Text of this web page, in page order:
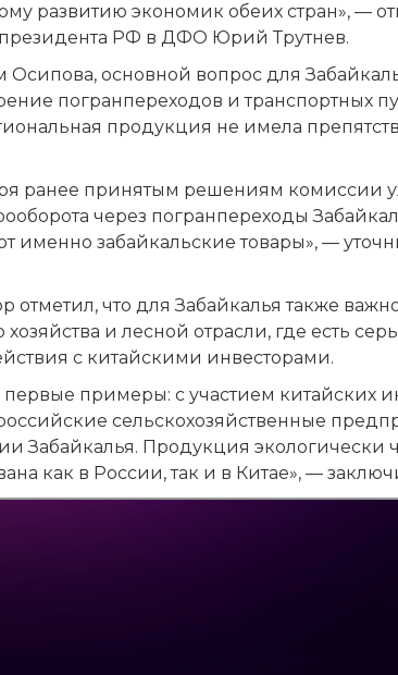
развитию экономик обеих стран», —
РФ в ДФО Юрий Трутнев.
Осипова, основной вопрос для
погранпереходов и транспортных
продукция не имела
ранее принятым решениям комиссии
через погранпереходы
именно забайкальские товары», —
отметил, что для Забайкалья также
хозяйства и лесной отрасли, где есть
с китайскими инвесторами.
первые примеры: с участием китайских
сельскохозяйственные
Забайкалья. Продукция экологически
как в России, так и в Китае», —